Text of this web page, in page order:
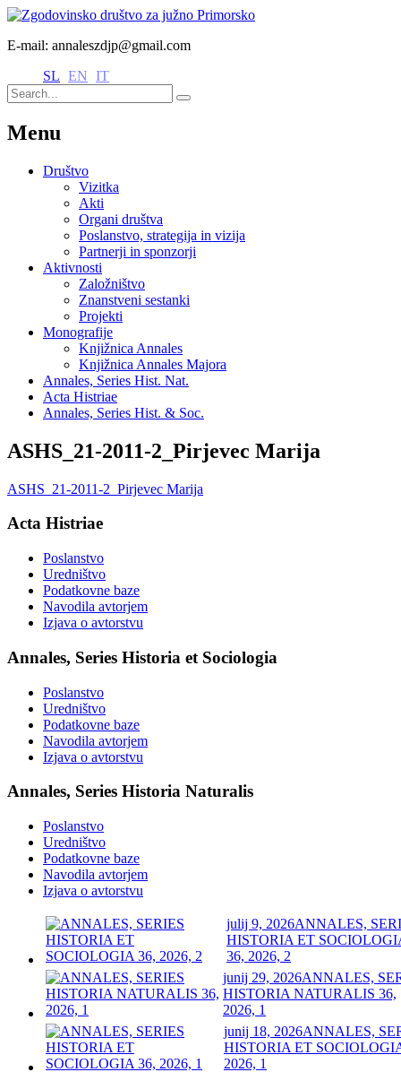
E-mail: annaleszdjp@gmail.com
SL EN IT
Menu
Društvo
Vizitka
Akti
Organi društva
Poslanstvo, strategija in vizija
Partnerji in sponzorji
Aktivnosti
Založništvo
Znanstveni sestanki
Projekti
Monografije
Knjižnica Annales
Knjižnica Annales Majora
Annales, Series Hist. Nat.
Acta Histriae
Annales, Series Hist. & Soc.
ASHS_21-2011-2_Pirjevec Marija
ASHS_21-2011-2_Pirjevec Marija
Acta Histriae
Poslanstvo
Uredništvo
Podatkovne baze
Navodila avtorjem
Izjava o avtorstvu
Annales, Series Historia et Sociologia
Poslanstvo
Uredništvo
Podatkovne baze
Navodila avtorjem
Izjava o avtorstvu
Annales, Series Historia Naturalis
Poslanstvo
Uredništvo
Podatkovne baze
Navodila avtorjem
Izjava o avtorstvu
julij 9, 2026ANNALES,
HISTORIA ET
36, 2026, 2
junij 29, 2026ANNALES,
HISTORIA NATURALIS 36,
2026, 1
junij 18, 2026ANNALES,
HISTORIA ET
2026, 1